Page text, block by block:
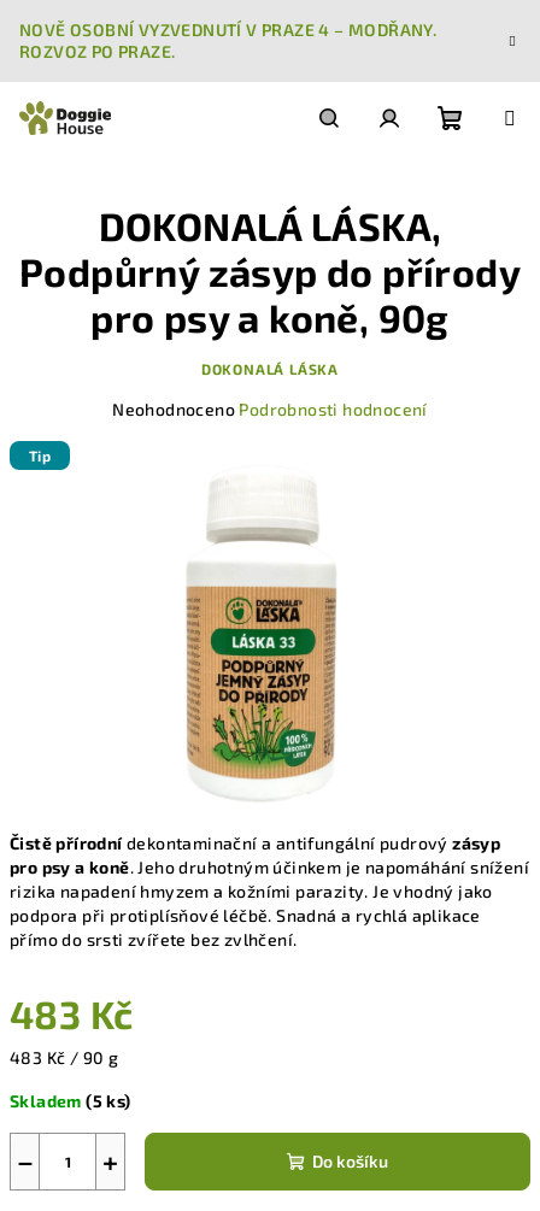
obsah
NOVĚ OSOBNÍ VYZVEDNUTÍ V PRAZE 4 – MODŘANY.
ROZVOZ PO PRAZE.
Čistě přírodnídekontaminační a antifungální pudrovýzásyp
pro psy a koně. Jeho druhotným účinkem je napomáhání snížení
rizika napadení hmyzem a kožními parazity. Je vhodný jako
podpora při protiplísňové léčbě. Snadná a rychlá aplikace
přímo do srsti zvířete bez zvlhčení.
483 Kč
Měrná
483 Kč / 90 g
Skladem(5 ks)
+
− Do košíku
DOKONALÁ LÁSKA,
Podpůrný zásyp do přírody
pro psy a koně, 90g
DOKONALÁ LÁSKA
produktu
Neohodnoceno Podrobnosti hodnocení
Tip